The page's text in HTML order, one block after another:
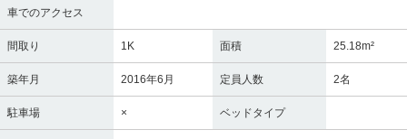
車でのアクセス
間取り 1K 面積 25.18m²
築年月 2016年6月 定員人数 2名
駐車場 × ベッドタイプ